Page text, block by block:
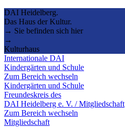
DAI Heidelberg.
Das Haus der Kultur.
→ Sie befinden sich hier
→
Kulturhaus
Internationale DAI
Kindergärten und Schule
Zum Bereich wechseln
Kindergärten und Schule
Freundeskreis des
DAI Heidelberg e. V. / Mitgliedschaft
Zum Bereich wechseln
Mitgliedschaft